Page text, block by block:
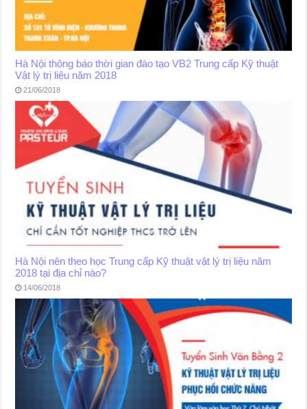
Hà Nội thông báo thời gian đào tạo VB2 Trung cấp Kỹ thuật
Vật lý trị liệu năm 2018
21/06/2018
Hà Nội nên theo học Trung cấp Kỹ thuật vật lý trị liệu năm
2018 tại địa chỉ nào?
14/06/2018